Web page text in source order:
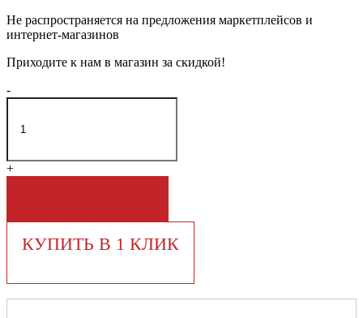
Не распространяется на предложения маркетплейсов и
интернет-магазинов
Приходите к нам в магазин за скидкой!
-
+
КУПИТЬ В 1 КЛИК